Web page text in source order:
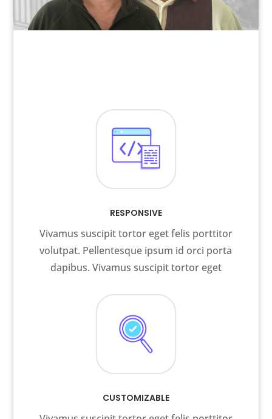
RESPONSIVE
Vivamus suscipit tortor eget felis porttitor
volutpat. Pellentesque ipsum id orci porta
dapibus. Vivamus suscipit tortor eget
CUSTOMIZABLE